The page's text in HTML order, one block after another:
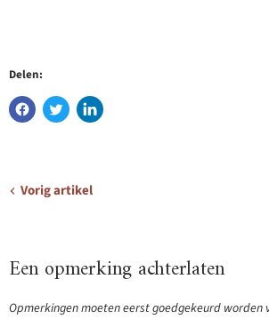
Delen:
Vorig artikel
Een opmerking achterlaten
Opmerkingen moeten eerst goedgekeurd worden